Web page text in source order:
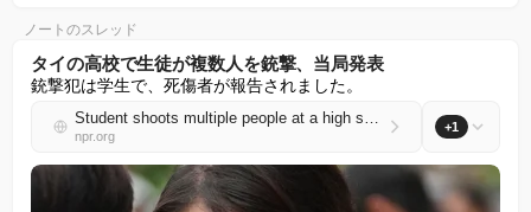
ノートのスレッド
タイの高校で生徒が複数人を銃撃、当局発表
銃撃犯は学生で、死傷者が報告されました。
Student shoots multiple people at a high school in Thailand, authorities say
npr.org
+1